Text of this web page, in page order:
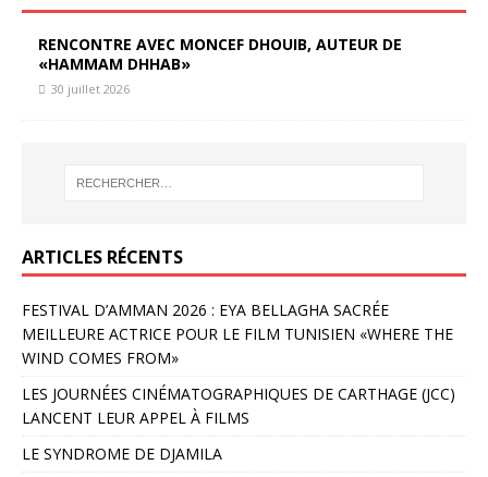
RENCONTRE AVEC MONCEF DHOUIB, AUTEUR DE
«HAMMAM DHHAB»
30 juillet 2026
ARTICLES RÉCENTS
FESTIVAL D’AMMAN 2026 : EYA BELLAGHA SACRÉE
MEILLEURE ACTRICE POUR LE FILM TUNISIEN «WHERE THE
WIND COMES FROM»
LES JOURNÉES CINÉMATOGRAPHIQUES DE CARTHAGE (JCC)
LANCENT LEUR APPEL À FILMS
LE SYNDROME DE DJAMILA